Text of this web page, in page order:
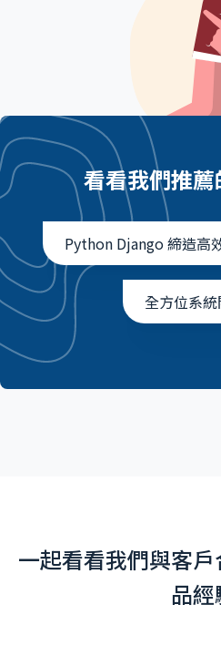
看看我們推
Python Django 締造高
全方位系
一起看看我們與客
品經